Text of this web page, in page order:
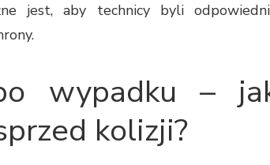
jest, aby technicy byli
wypadku –
kolizji?